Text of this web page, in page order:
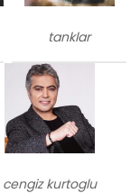
tanklar
cengiz kurtoglu